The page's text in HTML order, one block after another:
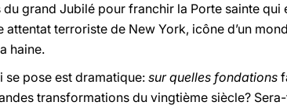
du grand Jubilé pour franchir la Porte sainte qui
attentat terroriste de New York, icône d’un
haine.
se pose est dramatique: sur quelles fondations
transformations du vingtième siècle?